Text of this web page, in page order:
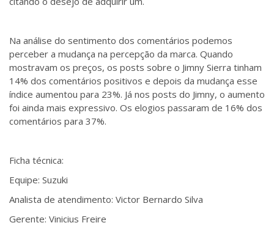
Na análise do sentimento dos comentários podemos
perceber a mudança na percepção da marca. Quando
mostravam os preços, os posts sobre o Jimny Sierra tinham
14% dos comentários positivos e depois da mudança esse
índice aumentou para 23%. Já nos posts do Jimny, o aumento
foi ainda mais expressivo. Os elogios passaram de 16% dos
comentários para 37%.
Ficha técnica:
Equipe: Suzuki
Analista de atendimento: Victor Bernardo Silva
Gerente: Vinicius Freire